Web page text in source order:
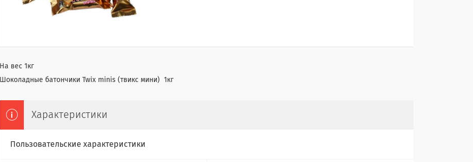
На вес 1кг
Шоколадные батончики Twix minis (твикс мини) 1кг
Характеристики
Пользовательские характеристики